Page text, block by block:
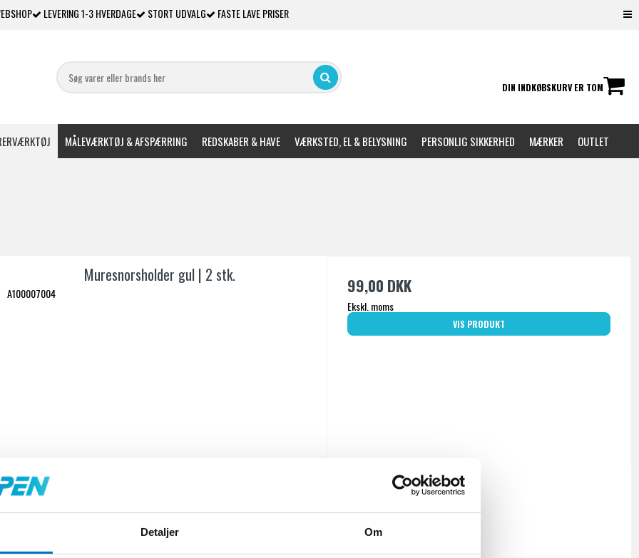
Detaljer Om
LEVERING 1-3 HVERDAGE STORT UDVALG FASTE LAVE PRISER
DIN INDKØBSKURV ER TOM
MÅLEVÆRKTØJ & AFSPÆRRING REDSKABER & HAVE VÆRKSTED, EL & BELYSNING PERSONLIG SIKKERHED MÆRKER OUTLET
Muresnorsholder gul | 2 stk.
A100007004 99,00 DKK
Ekskl. moms
VIS PRODUKT